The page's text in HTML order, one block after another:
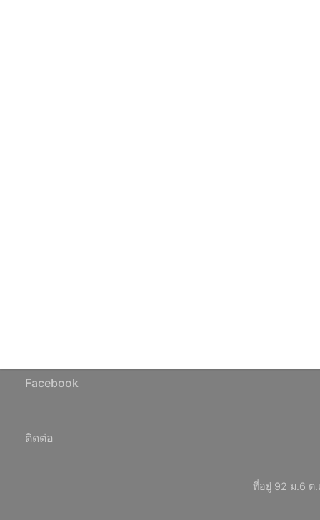
Facebook
ติดต่อ
ที่อยู่ 92 ม.6 ต.